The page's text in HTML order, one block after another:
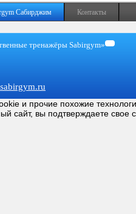
покупку
Сабирджим Контакты
тренажёры Sabirgym»
и прочие похожие
сайт, вы подтверждаете свое